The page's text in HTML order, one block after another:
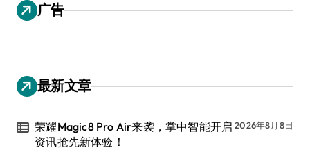
广告
最新文章
荣耀Magic8 Pro Air来袭，掌中智能开启
资讯抢先新体验！
2026年8月8日